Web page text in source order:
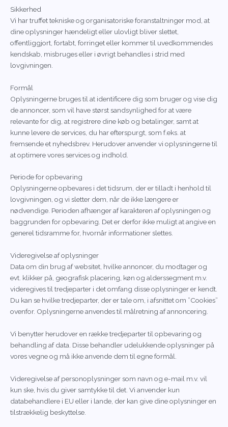
Sikkerhed
Vi har truffet tekniske og organisatoriske foranstaltninger mod, at
dine oplysninger hændeligt eller ulovligt bliver slettet,
offentliggjort, fortabt, forringet eller kommer til uvedkommendes
kendskab, misbruges eller i øvrigt behandles i strid med
lovgivningen.
Formål
Oplysningerne bruges til at identificere dig som bruger og vise dig
de annoncer, som vil have størst sandsynlighed for at være
relevante for dig, at registrere dine køb og betalinger, samt at
kunne levere de services, du har efterspurgt, som f.eks. at
fremsende et nyhedsbrev. Herudover anvender vi oplysningerne til
at optimere vores services og indhold.
Periode for opbevaring
Oplysningerne opbevares i det tidsrum, der er tilladt i henhold til
lovgivningen, og vi sletter dem, når de ikke længere er
nødvendige. Perioden afhænger af karakteren af oplysningen og
baggrunden for opbevaring. Det er derfor ikke muligt at angive en
generel tidsramme for, hvornår informationer slettes.
Videregivelse af oplysninger
Data om din brug af websitet, hvilke annoncer, du modtager og
evt. klikker på, geografisk placering, køn og alderssegment m.v.
videregives til tredjeparter i det omfang disse oplysninger er kendt.
Du kan se hvilke tredjeparter, der er tale om, i afsnittet om ”Cookies”
ovenfor. Oplysningerne anvendes til målretning af annoncering.
Vi benytter herudover en række tredjeparter til opbevaring og
behandling af data. Disse behandler udelukkende oplysninger på
vores vegne og må ikke anvende dem til egne formål.
Videregivelse af personoplysninger som navn og e-mail m.v. vil
kun ske, hvis du giver samtykke til det. Vi anvender kun
databehandlere i EU eller i lande, der kan give dine oplysninger en
tilstrækkelig beskyttelse.